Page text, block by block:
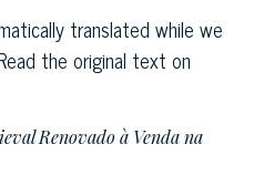
translated while we
the original text on
Renovado à Venda na